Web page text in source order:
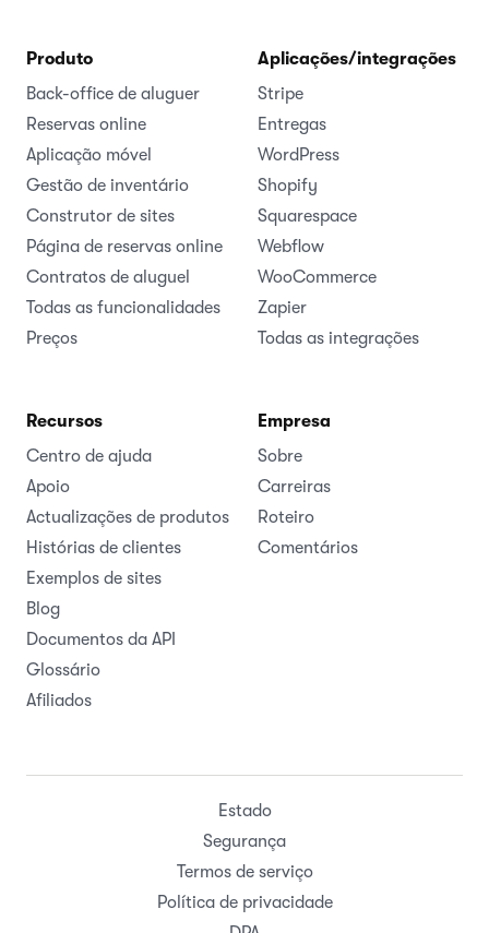
Produto
Back-office de aluguer
Reservas online
Aplicação móvel
Gestão de inventário
Construtor de sites
Página de reservas online
Contratos de aluguel
Todas as funcionalidades
Preços
Aplicações/integrações
Stripe
Entregas
WordPress
Shopify
Squarespace
Webflow
WooCommerce
Zapier
Todas as integrações
Recursos
Centro de ajuda
Apoio
Actualizações de produtos
Histórias de clientes
Exemplos de sites
Blog
Documentos da API
Glossário
Afiliados
Empresa
Sobre
Carreiras
Roteiro
Comentários
Estado
Segurança
Termos de serviço
Política de privacidade